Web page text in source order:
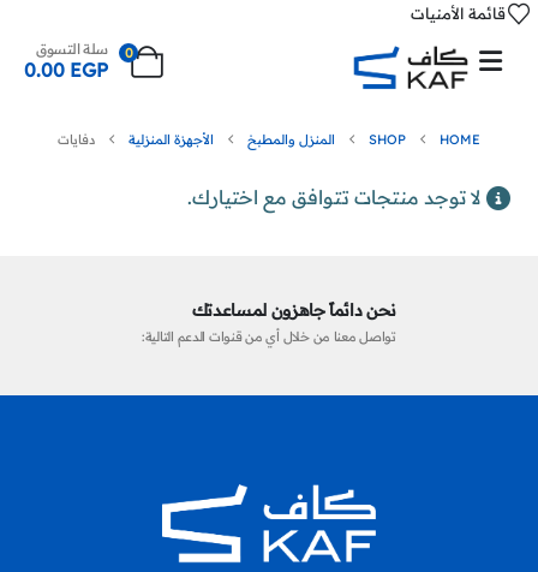
قائمة الأمنيات
0 سلة التسوق
0.00 EGP
HOME
SHOP المنزل والمطبخ الأجهزة المنزلية دفايات
لا توجد منتجات تتوافق مع اختيارك.
نحن دائماً جاهزون لمساعدتك
تواصل معنا من خلال أي من قنوات الدعم التالية: